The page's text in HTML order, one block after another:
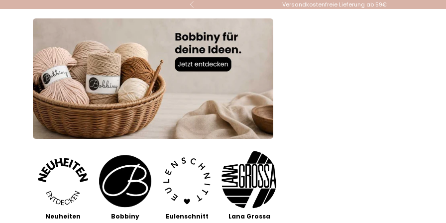
Zurück Versandkostenfreie Lieferung ab 59€
Neuheiten Bobbiny Eulenschnitt Lana Grossa